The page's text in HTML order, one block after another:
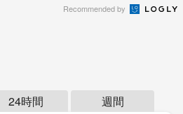
Recommended by
24時間 週間